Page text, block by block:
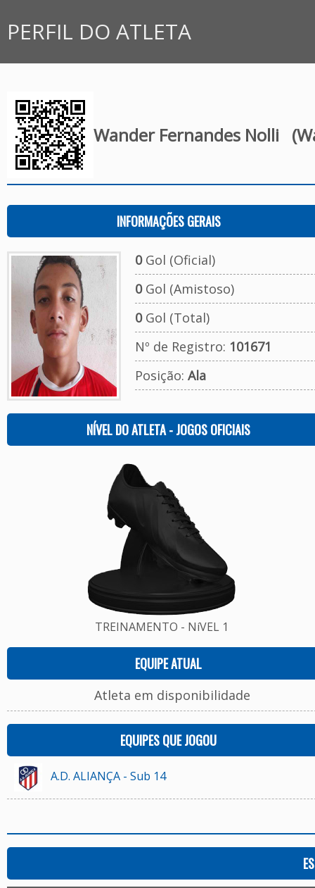
PERFIL DO ATLETA
Wander Fernandes Nolli
INFORMAÇÕES GERAIS
0Gol (Oficial)
0Gol (Amistoso)
0Gol (Total)
Nº de Registro: 101671
Posição: Ala
NÍVEL DO ATLETA - JOGOS OFICIAIS
TREINAMENTO - NíVEL 1
EQUIPE ATUAL
Atleta em disponibilidade
EQUIPES QUE JOGOU
A.D. ALIANÇA - Sub 14